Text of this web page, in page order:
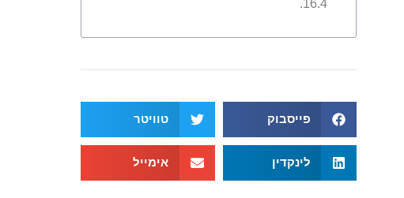
פייסבוק טוויטר
לינקדין אימייל